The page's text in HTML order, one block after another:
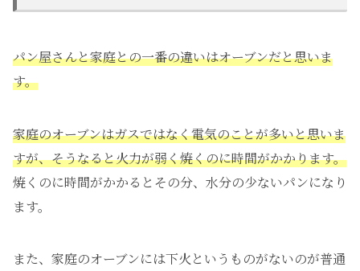
パン屋さんと家庭との一番の違いはオーブンだと思いま
す。
家庭のオーブンはガスではなく電気のことが多いと思いま
すが、そうなると火力が弱く焼くのに時間がかかります。
焼くのに時間がかかるとその分、水分の少ないパンになり
ます。
また、家庭のオーブンには下火というものがないのが普通